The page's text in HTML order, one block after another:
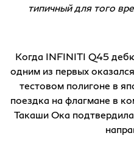
типичный для того
Когда INFINITI Q45
одним из первых
тестовом полигоне в
поездка на флагмане в
Такаши Ока